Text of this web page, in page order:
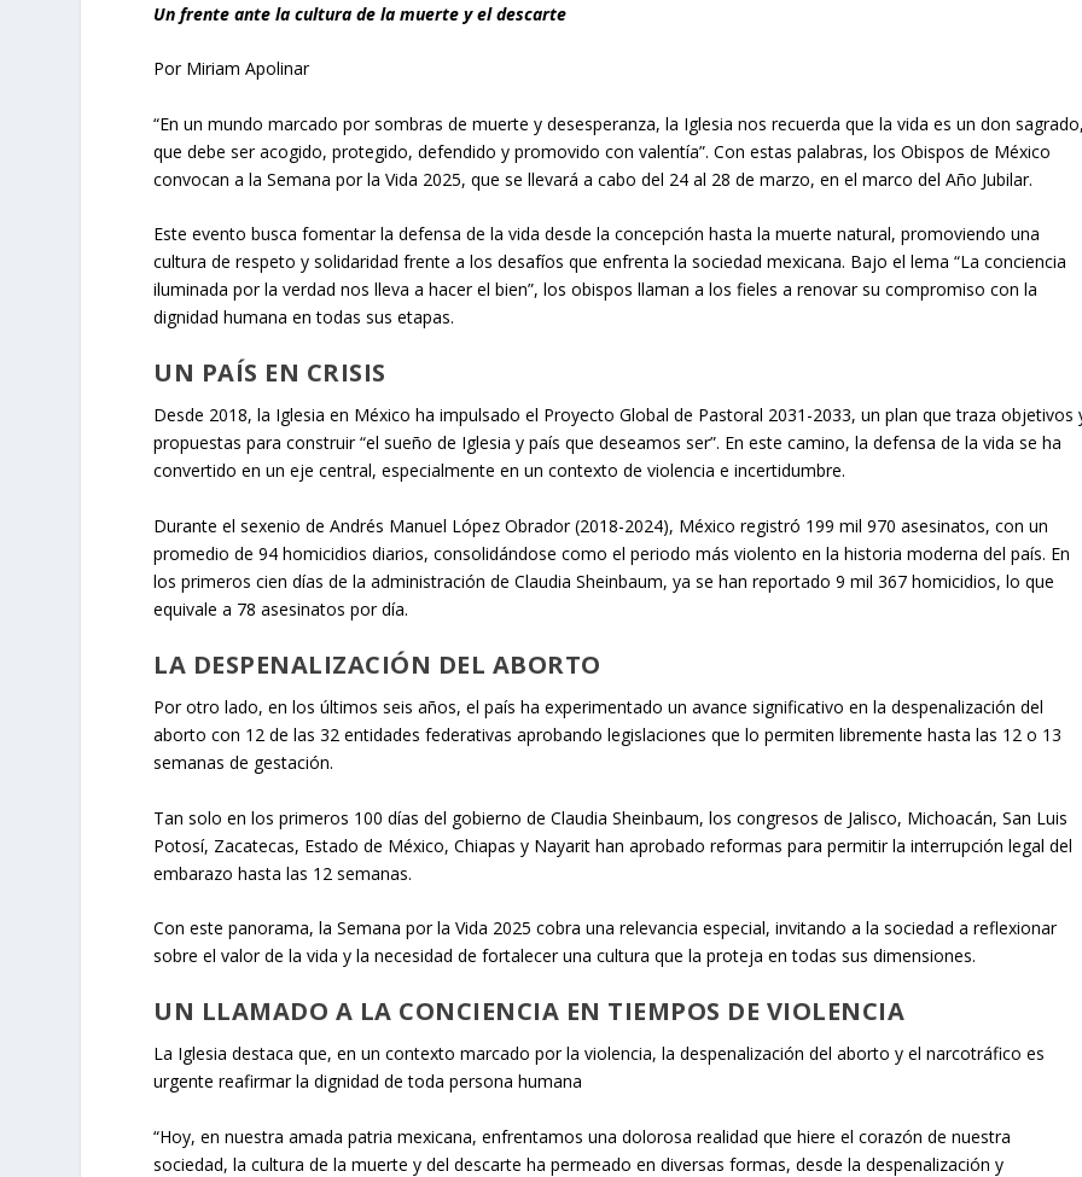
Un frente ante la cultura de la muerte y el descarte
Por Miriam Apolinar
“En un mundo marcado por sombras de muerte y desesperanza, la Iglesia nos recuerda que la vida es un don
que debe ser acogido, protegido, defendido y promovido con valentía”. Con estas palabras, los Obispos de México
convocan a la Semana por la Vida 2025, que se llevará a cabo del 24 al 28 de marzo, en el marco del Año Jubilar.
Este evento busca fomentar la defensa de la vida desde la concepción hasta la muerte natural, promoviendo una
cultura de respeto y solidaridad frente a los desafíos que enfrenta la sociedad mexicana. Bajo el lema “La conciencia
iluminada por la verdad nos lleva a hacer el bien”, los obispos llaman a los fieles a renovar su compromiso con la
dignidad humana en todas sus etapas.
UN PAÍS EN CRISIS
Desde 2018, la Iglesia en México ha impulsado el Proyecto Global de Pastoral 2031-2033, un plan que traza objetivos
propuestas para construir “el sueño de Iglesia y país que deseamos ser”. En este camino, la defensa de la vida se ha
convertido en un eje central, especialmente en un contexto de violencia e incertidumbre.
Durante el sexenio de Andrés Manuel López Obrador (2018-2024), México registró 199 mil 970 asesinatos, con un
promedio de 94 homicidios diarios, consolidándose como el periodo más violento en la historia moderna del país. En
los primeros cien días de la administración de Claudia Sheinbaum, ya se han reportado 9 mil 367 homicidios, lo que
equivale a 78 asesinatos por día.
LA DESPENALIZACIÓN DEL ABORTO
Por otro lado, en los últimos seis años, el país ha experimentado un avance significativo en la despenalización del
aborto con 12 de las 32 entidades federativas aprobando legislaciones que lo permiten libremente hasta las 12 o 13
semanas de gestación.
Tan solo en los primeros 100 días del gobierno de Claudia Sheinbaum, los congresos de Jalisco, Michoacán, San Luis
Potosí, Zacatecas, Estado de México, Chiapas y Nayarit han aprobado reformas para permitir la interrupción legal del
embarazo hasta las 12 semanas.
Con este panorama, la Semana por la Vida 2025 cobra una relevancia especial, invitando a la sociedad a reflexionar
sobre el valor de la vida y la necesidad de fortalecer una cultura que la proteja en todas sus dimensiones.
UN LLAMADO A LA CONCIENCIA EN TIEMPOS DE VIOLENCIA
La Iglesia destaca que, en un contexto marcado por la violencia, la despenalización del aborto y el narcotráfico es
urgente reafirmar la dignidad de toda persona humana
“Hoy, en nuestra amada patria mexicana, enfrentamos una dolorosa realidad que hiere el corazón de nuestra
sociedad, la cultura de la muerte y del descarte ha permeado en diversas formas, desde la despenalización y